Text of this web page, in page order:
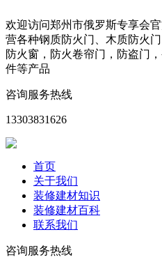
欢迎访问郑州市俄罗斯专享会
营各种钢质防火门、木质防火
防火窗，防火卷帘门，防盗门
件等产品
咨询服务热线
13303831626
首页
关于我们
装修建材知识
装修建材百科
联系我们
咨询服务热线